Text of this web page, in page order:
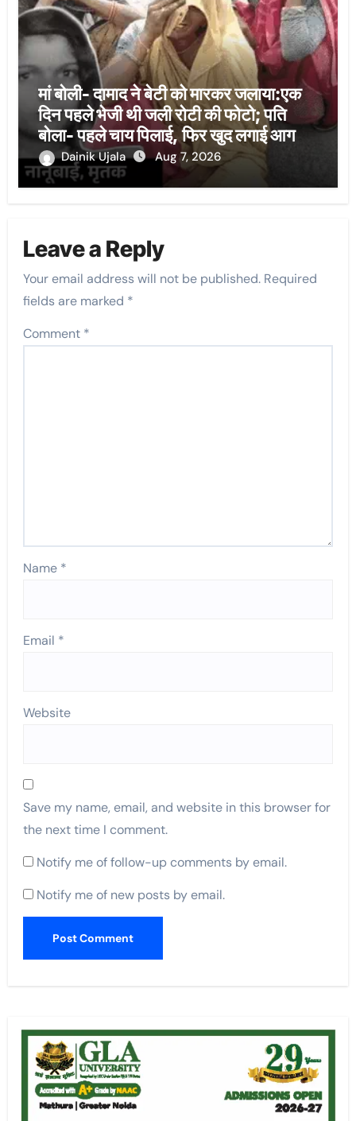
मां बोली- दामाद ने बेटी को मारकर जलाया:एक
दिन पहले भेजी थी जली रोटी की फोटो; पति
बोला- पहले चाय पिलाई, फिर खुद लगाई आग
Dainik Ujala Aug 7, 2026
Leave a Reply
Your email address will not be published. Required
fields are marked *
Comment *
Name *
Email *
Website
Save my name, email, and website in this browser for
the next time I comment.
Notify me of follow-up comments by email.
Notify me of new posts by email.